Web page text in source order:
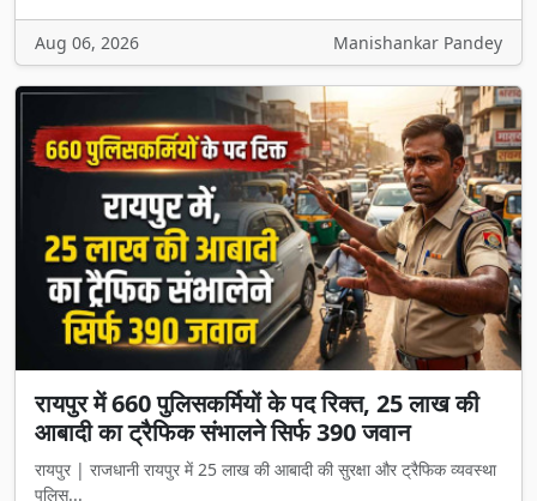
Aug 06, 2026 Manishankar Pandey
रायपुर में 660 पुलिसकर्मियों के पद रिक्त, 25 लाख की
आबादी का ट्रैफिक संभालने सिर्फ 390 जवान
रायपुर | राजधानी रायपुर में 25 लाख की आबादी की सुरक्षा और ट्रैफिक व्यवस्था
पुलिस...